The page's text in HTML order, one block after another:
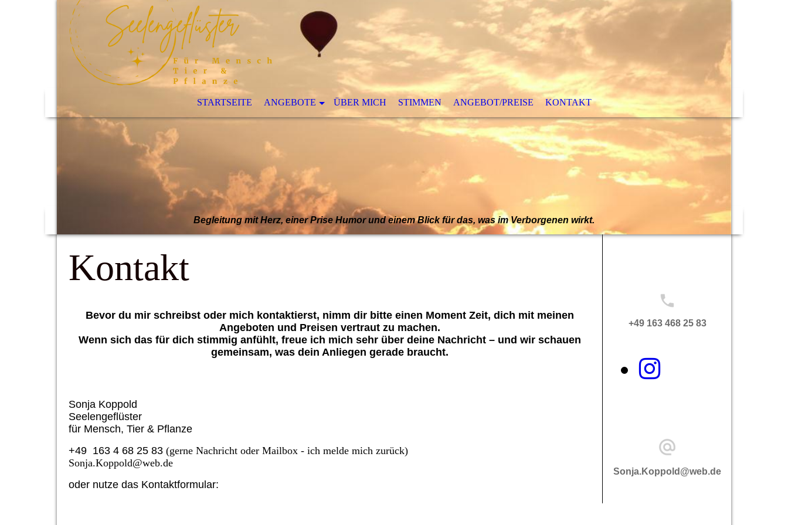
STARTSEITE ANGEBOTE ÜBER MICH STIMMEN ANGEBOT/PREISE KONTAKT
Begleitung mit Herz, einer Prise Humor und einem Blick für das, was im Verborgenen wirkt.
Kontakt
Bevor du mir schreibst oder mich kontaktierst, nimm dir bitte einen Moment Zeit, dich mit meinen
Angeboten und Preisen vertraut zu machen.
Wenn sich das für dich stimmig anfühlt, freue ich mich sehr über deine Nachricht – und wir schauen
gemeinsam, was dein Anliegen gerade braucht.
Sonja Koppold
Seelengeflüster
für Mensch, Tier & Pflanze
+49 163 4 68 25 83 (gerne Nachricht oder Mailbox - ich melde mich zurück)
Sonja.Koppold@web.de
oder nutze das Kontaktformular:
+49 163 468 25 83
Sonja.Koppold@web.de